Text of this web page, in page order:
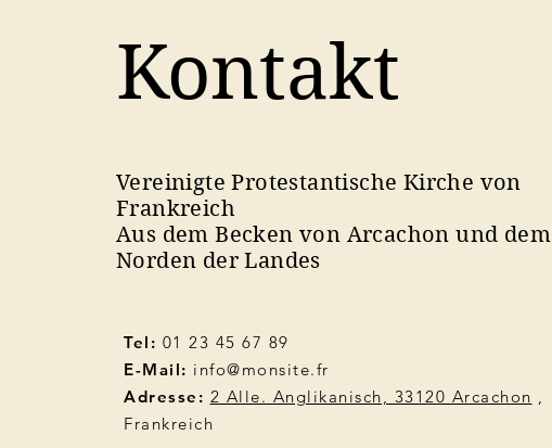
Kontakt
Vereinigte Protestantische Kirche von
Frankreich
Aus dem Becken von Arcachon und dem
Norden der Landes
Tel: 01 23 45 67 89
E-Mail: info@monsite.fr
Adresse: 2 Alle. Anglikanisch, 33120 Arcachon ,
Frankreich